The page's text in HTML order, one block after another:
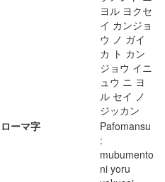
ヨル ヨクセ
イ カンジョ
ウ ノ ガイ
カ ト カン
ジョウ イニ
ュウ ニ ヨ
ル セイ ノ
ジッカン
ローマ字
Pafomansu
:
mubumento
ni yoru